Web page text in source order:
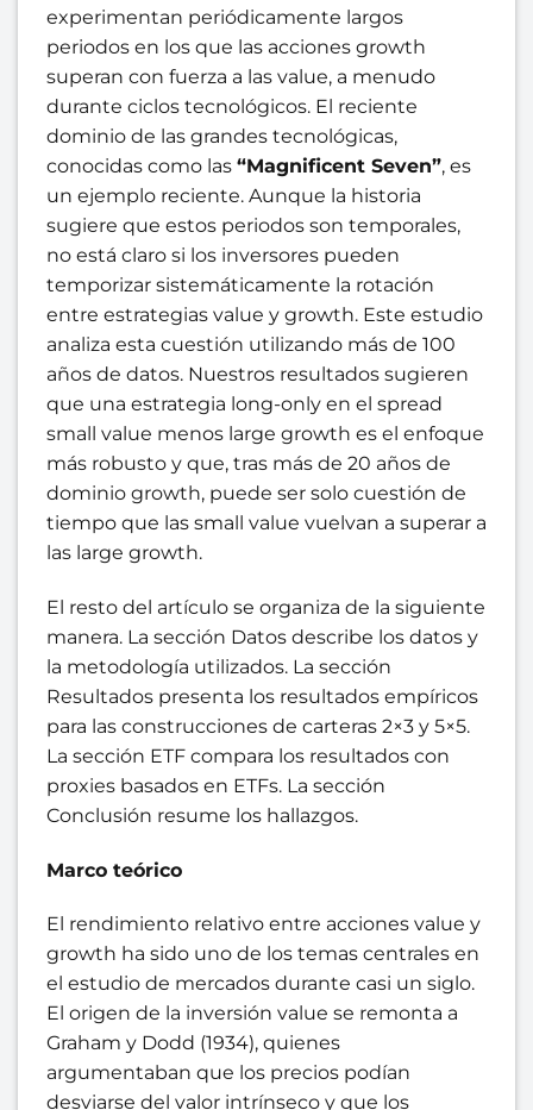
experimentan periódicamente largos
periodos en los que las acciones growth
superan con fuerza a las value, a menudo
durante ciclos tecnológicos. El reciente
dominio de las grandes tecnológicas,
conocidas como las “Magnificent Seven”, es
un ejemplo reciente. Aunque la historia
sugiere que estos periodos son temporales,
no está claro si los inversores pueden
temporizar sistemáticamente la rotación
entre estrategias value y growth. Este estudio
analiza esta cuestión utilizando más de 100
años de datos. Nuestros resultados sugieren
que una estrategia long-only en el spread
small value menos large growth es el enfoque
más robusto y que, tras más de 20 años de
dominio growth, puede ser solo cuestión de
tiempo que las small value vuelvan a superar a
las large growth.
El resto del artículo se organiza de la siguiente
manera. La sección Datos describe los datos y
la metodología utilizados. La sección
Resultados presenta los resultados empíricos
para las construcciones de carteras 2×3 y 5×5.
La sección ETF compara los resultados con
proxies basados en ETFs. La sección
Conclusión resume los hallazgos.
Marco teórico
El rendimiento relativo entre acciones value y
growth ha sido uno de los temas centrales en
el estudio de mercados durante casi un siglo.
El origen de la inversión value se remonta a
Graham y Dodd (1934), quienes
argumentaban que los precios podían
desviarse del valor intrínseco y que los